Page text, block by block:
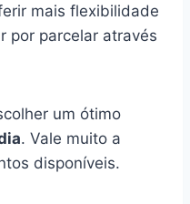
mais flexibilidade
por parcelar através
um ótimo
. Vale muito a
disponíveis.